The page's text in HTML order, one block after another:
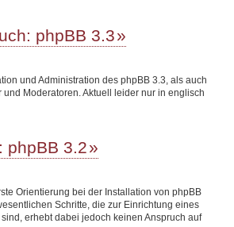
phpBB 3.3
und Administration des phpBB 3.3, als auch
Moderatoren. Aktuell leider nur in englisch
phpBB 3.2
Orientierung bei der Installation von phpBB
Schritte, die zur Einrichtung eines
erhebt dabei jedoch keinen Anspruch auf